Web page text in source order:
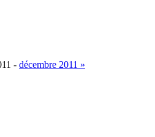
- décembre 2011 »